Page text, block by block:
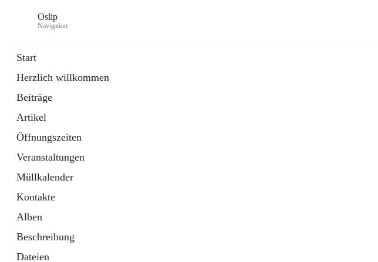
Oslip
Navigation
Start
Herzlich willkommen
Beiträge
Artikel
Öffnungszeiten
Veranstaltungen
Müllkalender
Kontakte
Alben
Beschreibung
Dateien